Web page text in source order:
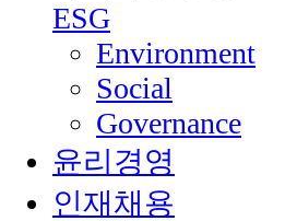
ESG
Environment
Social
Governance
윤리경영
인재채용